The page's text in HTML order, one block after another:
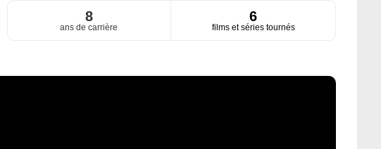
8
ans de carrière
6
films et séries tournés